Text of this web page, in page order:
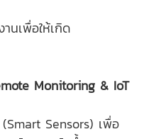
พื่อให้เกิด
Monitoring & IoT
Sensors) เพื่อ